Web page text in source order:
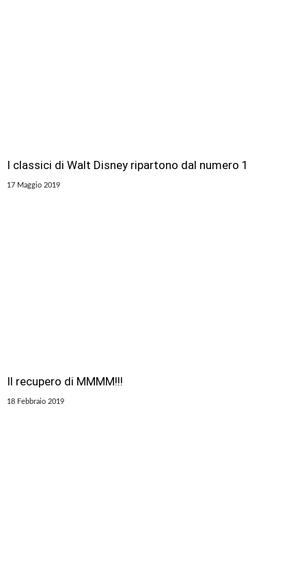
I classici di Walt Disney ripartono dal numero 1
17 Maggio 2019
Il recupero di MMMM!!!
18 Febbraio 2019